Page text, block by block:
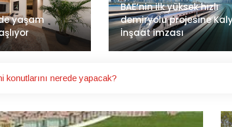
hızlı
Kalyon
Mimarlık ve mühendislik
projeleri e-PYS ile dijital
ortama taşınacak
konutlarını nerede yapacak?